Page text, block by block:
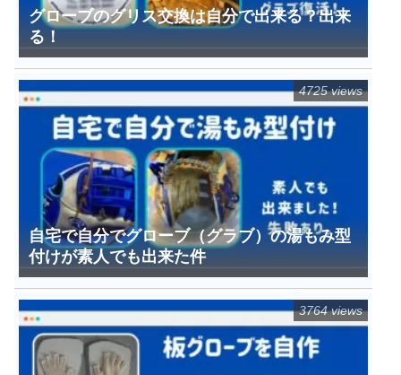
グローブのグリス交換は自分で出来る？出来
る！
自宅で自分でグローブ（グラブ）の湯もみ型
付けが素人でも出来た件
4725 views
3764 views